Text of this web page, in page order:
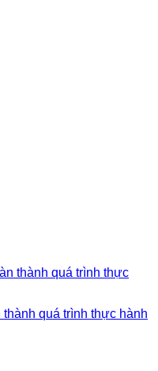
quá trình thực hành